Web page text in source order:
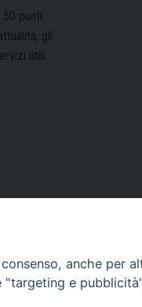
punti.
gli
utili.
anche per
e